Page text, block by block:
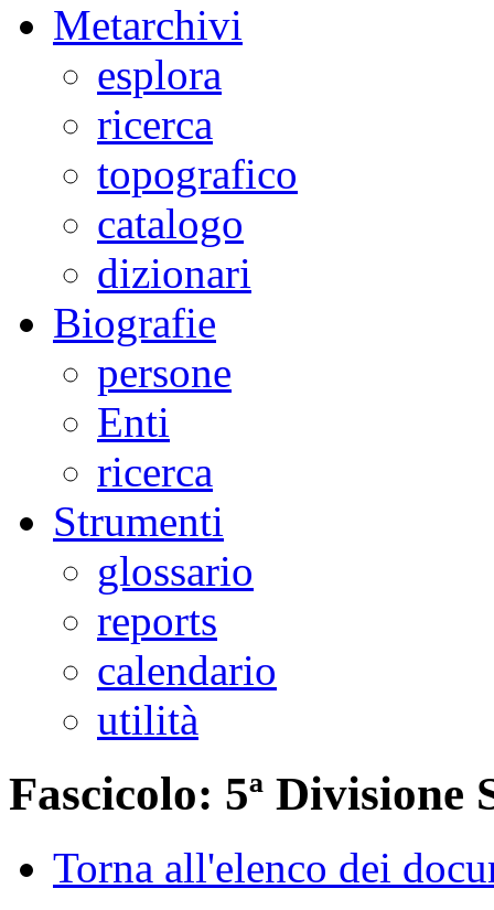
Metarchivi
esplora
ricerca
topografico
catalogo
dizionari
Biografie
persone
Enti
ricerca
Strumenti
glossario
reports
calendario
utilità
Fascicolo: 5ª Divisione
Torna all'elenco dei